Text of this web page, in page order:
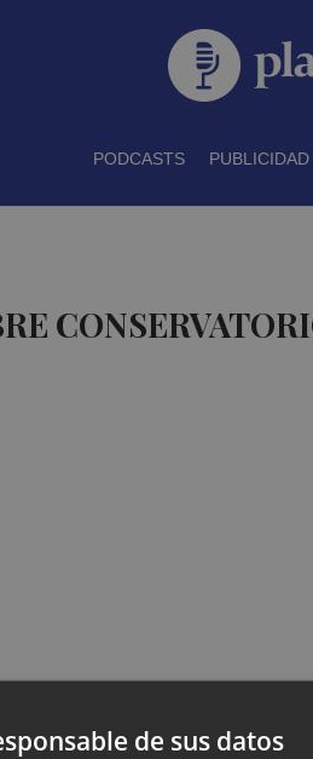
PODCASTS PUBLICIDAD
de sus datos